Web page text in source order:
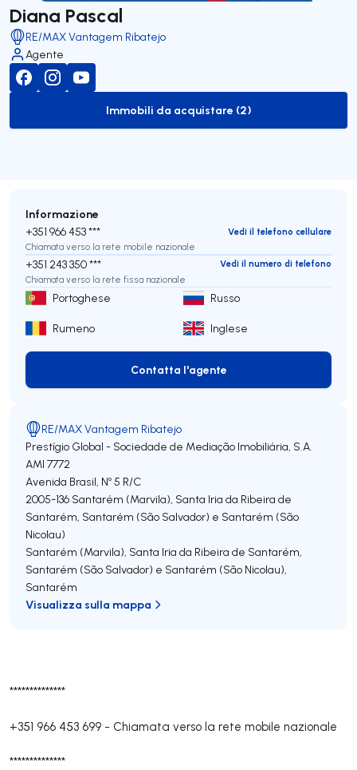
Diana Pascal
RE/MAX Vantagem Ribatejo
Agente
to-buy-listing
Immobili da acquistare (2)
**************
+351 966 453 699 - Chiamata verso la rete mobile nazionale
**************
Informazione
+351 966 453 ***
Vedi il telefono cellulare
Chiamata verso la rete mobile nazionale
+351 243 350 ***
Vedi il numero di telefono
Chiamata verso la rete fissa nazionale
Portoghese Russo
Rumeno Inglese
Contatta l'agente
Contatta l'agente
RE/MAX Vantagem Ribatejo
Prestígio Global - Sociedade de Mediação Imobiliária, S.A.
AMI 7772
Avenida Brasil, Nº 5 R/C
2005-136 Santarém (Marvila), Santa Iria da Ribeira de
Santarém, Santarém (São Salvador) e Santarém (São
Nicolau)
Santarém (Marvila), Santa Iria da Ribeira de Santarém,
Santarém (São Salvador) e Santarém (São Nicolau),
Santarém
Visualizza sulla mappa